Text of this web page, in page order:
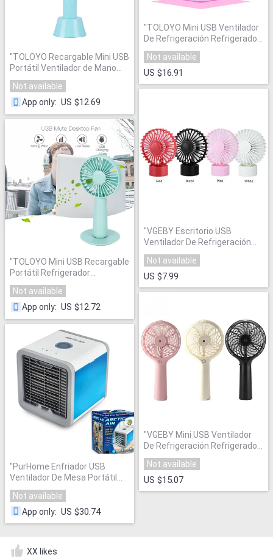
"TOLOYO Recargable Mini USB
Portátil Ventilador de Mano
Eléctrico"
Not available
App only: US $12.69
"TOLOYO Mini USB Recargable
Portátil Refrigerador
Ventilador de Refrigeración
Not available
App only: US $12.72
"PurHome Enfriador USB
Ventilador De Mesa Portátil
Mini Acondicionador de Aire
Not available
App only: US $30.74
"TOLOYO Mini USB Ventilador
De Refrigeración Refrigerador
de Aire Portable
Not available
US $16.91
"VGEBY Escritorio USB
Ventilador De Refrigeración
Refrigerador Del
Acondicionador de Aire de
Escritorio
Not available
US $7.99
"VGEBY Mini USB Ventilador
De Refrigeración Refrigerador
Del Acondicionador de Aire
Not available
US $15.07
XX likes